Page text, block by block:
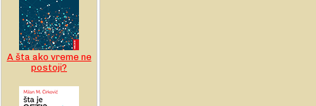
A šta ako vreme ne
postoji?